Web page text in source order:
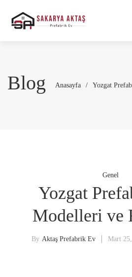
Blog Anasayfa / Yozgat
Genel
Yozgat
Modelleri ve
By Aktaş Prefabrik Ev Mart